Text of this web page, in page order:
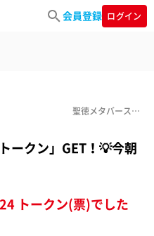
会員登録 ログイン
聖徳メタバース学園project
ークン」GET！💡今朝
トークン(票)でした